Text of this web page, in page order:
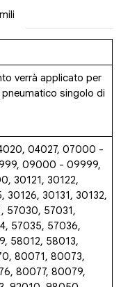
verrà applicato per
singolo di
04027, 07000 -
09000 - 09999,
30121, 30122,
30126, 30131, 30132,
57030, 57031,
57035, 57036,
58012, 58013,
80071, 80073,
80077, 80079,